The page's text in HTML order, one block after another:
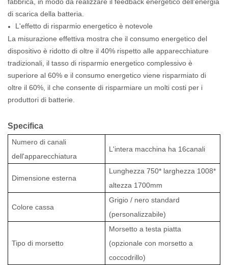
di scarica della batteria.
L'effetto di risparmio energetico è notevole
La misurazione effettiva mostra che il consumo energetico del
dispositivo è ridotto di oltre il 40% rispetto alle apparecchiature
tradizionali, il tasso di risparmio energetico complessivo è
superiore al 60% e il consumo energetico viene risparmiato di
oltre il 60%, il che consente di risparmiare un molti costi per i
produttori di batterie.
Specifica
Numero di canali
dell'apparecchiatura
L'intera macchina ha 16canali
Dimensione esterna
Lunghezza750* larghezza 1008*
altezza 1700mm
Colore cassa
Grigio / nero standard
(personalizzabile)
Tipo di morsetto
Morsetto a testa piatta
(opzionale con morsetto a
coccodrillo)